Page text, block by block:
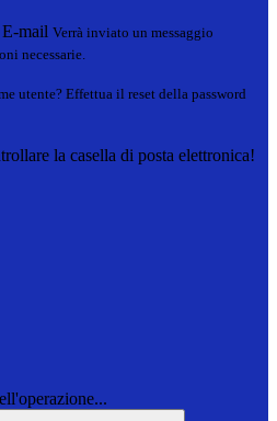
E-mail Verrà inviato un messaggio
necessarie.
utente? Effettua il reset della password
la casella di posta elettronica!